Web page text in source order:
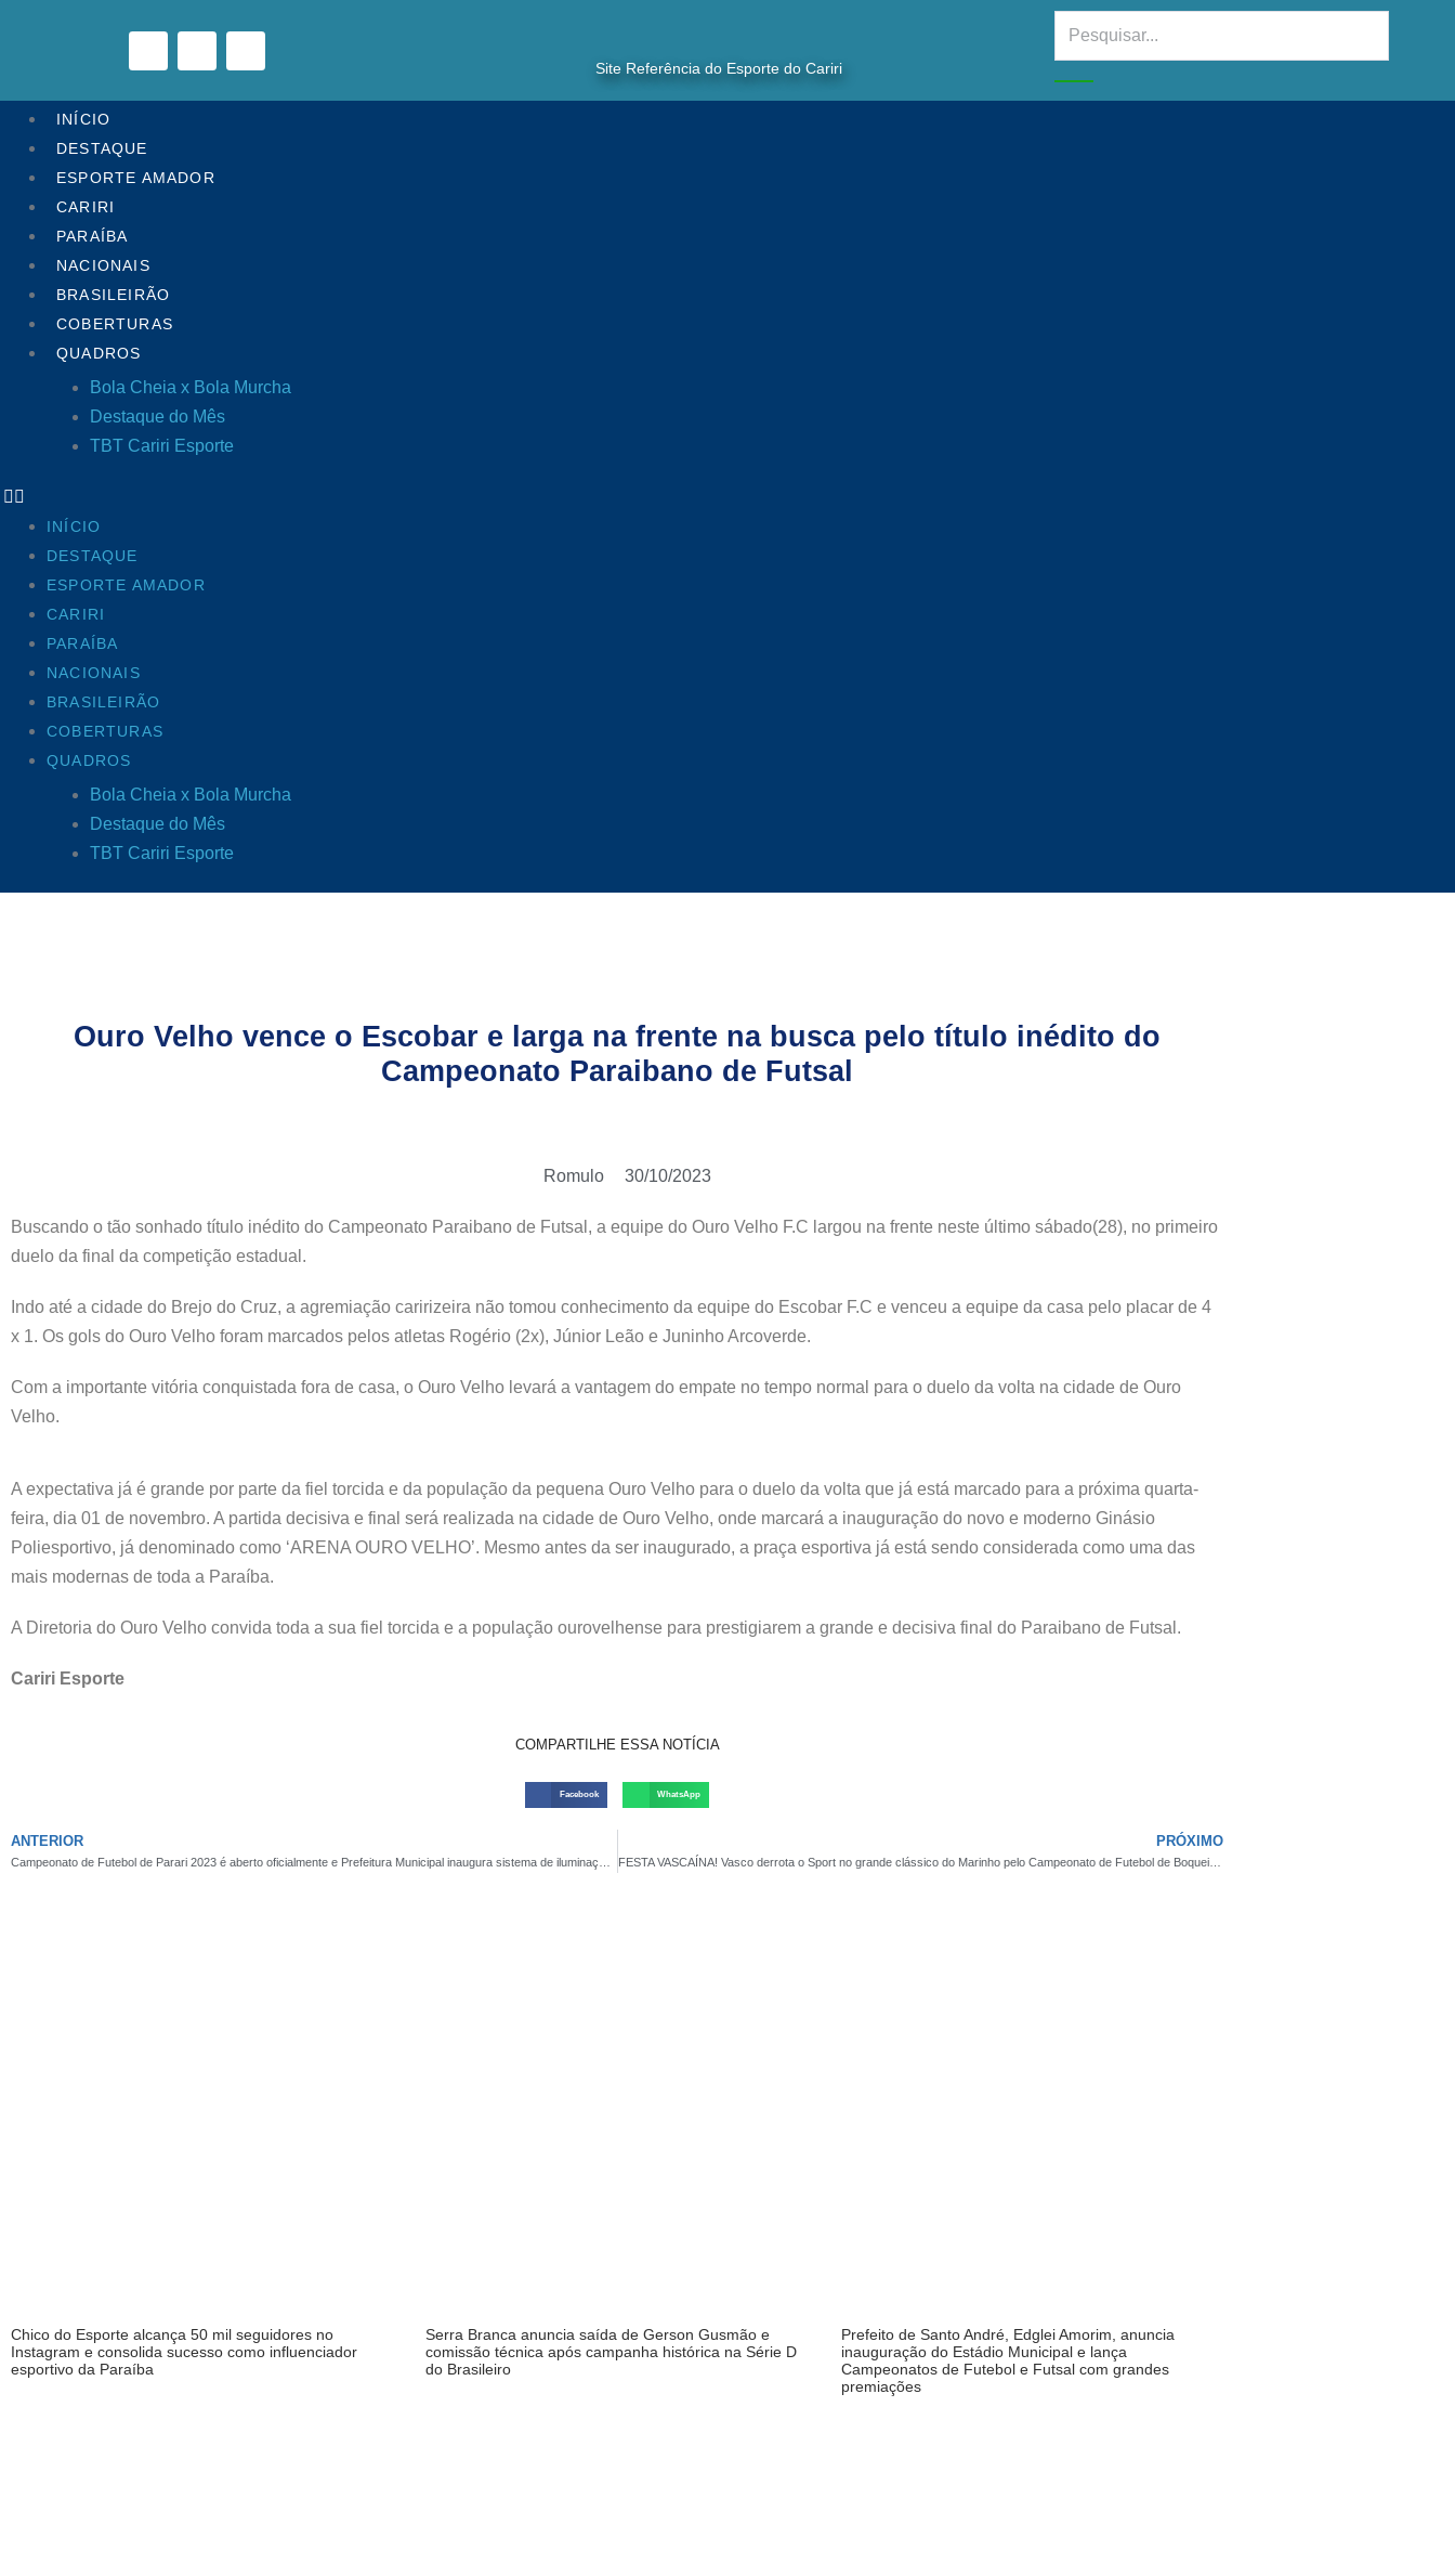
Site Referência do Esporte do Cariri
INÍCIO
DESTAQUE
ESPORTE AMADOR
CARIRI
PARAÍBA
NACIONAIS
BRASILEIRÃO
COBERTURAS
QUADROS
Bola Cheia x Bola Murcha
Destaque do Mês
TBT Cariri Esporte
INÍCIO
DESTAQUE
ESPORTE AMADOR
CARIRI
PARAÍBA
NACIONAIS
BRASILEIRÃO
COBERTURAS
QUADROS
Bola Cheia x Bola Murcha
Destaque do Mês
TBT Cariri Esporte
Ouro Velho vence o Escobar e larga na frente na busca pelo título inédito do
Campeonato Paraibano de Futsal
Romulo 30/10/2023
Buscando o tão sonhado título inédito do Campeonato Paraibano de Futsal, a equipe do Ouro Velho F.C largou na frente neste último sábado(28), no primeiro
duelo da final da competição estadual.
Indo até a cidade do Brejo do Cruz, a agremiação caririzeira não tomou conhecimento da equipe do Escobar F.C e venceu a equipe da casa pelo placar de 4
x 1. Os gols do Ouro Velho foram marcados pelos atletas Rogério (2x), Júnior Leão e Juninho Arcoverde.
Com a importante vitória conquistada fora de casa, o Ouro Velho levará a vantagem do empate no tempo normal para o duelo da volta na cidade de Ouro
Velho.
A expectativa já é grande por parte da fiel torcida e da população da pequena Ouro Velho para o duelo da volta que já está marcado para a próxima quarta-
feira, dia 01 de novembro. A partida decisiva e final será realizada na cidade de Ouro Velho, onde marcará a inauguração do novo e moderno Ginásio
Poliesportivo, já denominado como ‘ARENA OURO VELHO’. Mesmo antes da ser inaugurado, a praça esportiva já está sendo considerada como uma das
mais modernas de toda a Paraíba.
A Diretoria do Ouro Velho convida toda a sua fiel torcida e a população ourovelhense para prestigiarem a grande e decisiva final do Paraibano de Futsal.
Cariri Esporte
COMPARTILHE ESSA NOTÍCIA
Facebook WhatsApp
ANTERIOR PRÓXIMO
FESTA VASCAÍNA! Vasco derrota o Sport no grande clássico do Marinho pelo Campeonato de Futebol de Boqueirão
Chico do Esporte alcança 50 mil seguidores no
Instagram e consolida sucesso como influenciador
esportivo da Paraíba
Serra Branca anuncia saída de Gerson Gusmão e
comissão técnica após campanha histórica na Série D
do Brasileiro
Prefeito de Santo André, Edglei Amorim, anuncia
inauguração do Estádio Municipal e lança
Campeonatos de Futebol e Futsal com grandes
premiações